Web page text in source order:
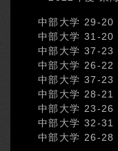
中部大学 29-20
中部大学 31-20
中部大学 37-23
中部大学 26-22
中部大学 37-23
中部大学 28-21
中部大学 23-26
中部大学 32-31
中部大学 26-28